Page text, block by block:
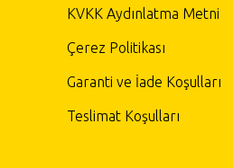
KVKK Aydınlatma Metni
Çerez Politikası
Garanti ve İade Koşulları
Teslimat Koşulları